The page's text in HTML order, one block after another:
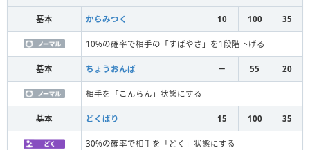
基本 からみつく 10 100 35
10%の確率で相手の「すばやさ」を1段階下げる
基本 ちょうおんぱ － 55 20
相手を「こんらん」状態にする
基本 どくばり 15 100 35
30%の確率で相手を「どく」状態にする